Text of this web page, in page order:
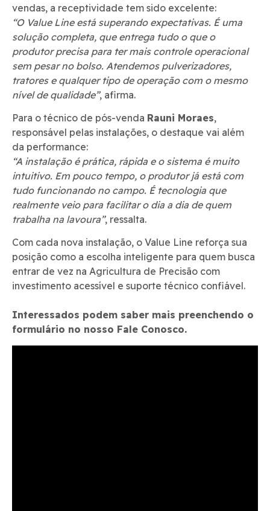
vendas, a receptividade tem sido excelente:
“O Value Line está superando expectativas. É uma
solução completa, que entrega tudo o que o
produtor precisa para ter mais controle operacional
sem pesar no bolso. Atendemos pulverizadores,
tratores e qualquer tipo de operação com o mesmo
nível de qualidade”, afirma.
Para o técnico de pós-venda Rauni Moraes,
responsável pelas instalações, o destaque vai além
da performance:
“A instalação é prática, rápida e o sistema é muito
intuitivo. Em pouco tempo, o produtor já está com
tudo funcionando no campo. É tecnologia que
realmente veio para facilitar o dia a dia de quem
trabalha na lavoura”, ressalta.
Com cada nova instalação, o Value Line reforça sua
posição como a escolha inteligente para quem busca
entrar de vez na Agricultura de Precisão com
investimento acessível e suporte técnico confiável.
Interessados podem saber mais preenchendo o
formulário no nosso Fale Conosco.